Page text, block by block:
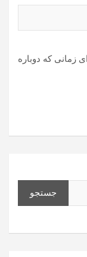
زمانی که دوباره
جستجو